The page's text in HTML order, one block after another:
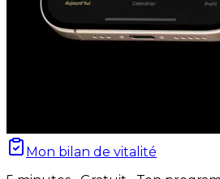
Mon bilan de vitalité